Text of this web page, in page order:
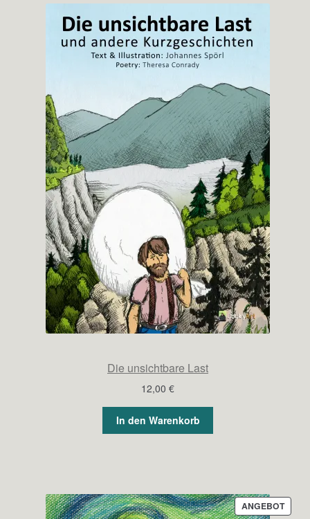
Die unsichtbare Last
12,00 €
In den Warenkorb
ANGEBOT